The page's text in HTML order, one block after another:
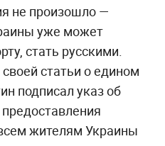
не произошло —
уже может
стать русскими.
статьи о едином
подписал указ об
жителям Украины